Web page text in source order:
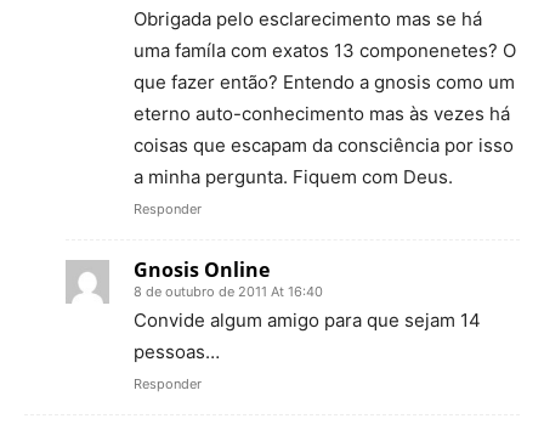
Obrigada pelo esclarecimento mas se há
uma famíla com exatos 13 componenetes? O
que fazer então? Entendo a gnosis como um
eterno auto-conhecimento mas às vezes há
coisas que escapam da consciência por isso
a minha pergunta. Fiquem com Deus.
Responder
Gnosis Online
8 de outubro de 2011 At 16:40
Convide algum amigo para que sejam 14
pessoas…
Responder